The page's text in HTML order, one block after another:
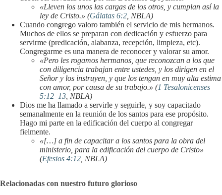
«Lleven los unos las cargas de los otros, y cumplan así la
ley de Cristo.» (Gálatas 6:2, NBLA)
Cuando congrego valoro también el servicio de mis hermanos.
Muchos de ellos se preparan con dedicación y esfuerzo para
servirme (predicación, alabanza, recepción, limpieza, etc).
Congregarme es una manera de reconocer y valorar su amor.
«Pero les rogamos hermanos, que reconozcan a los que
con diligencia trabajan entre ustedes, y los dirigen en el
Señor y los instruyen, y que los tengan en muy alta estima
con amor, por causa de su trabajo.» (1 Tesalonicenses
5:12–13, NBLA)
Dios me ha llamado a servirle y seguirle, y soy capacitado
semanalmente en la reunión de los santos para ese propósito.
Hago mi parte en la edificación del cuerpo al congregar
fielmente.
«[…] a fin de capacitar a los santos para la obra del
ministerio, para la edificación del cuerpo de Cristo»
(Efesios 4:12, NBLA)
Relacionadas con nuestro futuro glorioso